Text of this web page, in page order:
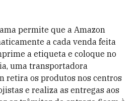
permite que a Amazon
a cada venda feita
a etiqueta e coloque no
uma transportadora
retira os produtos nos centros
e realiza as entregas aos